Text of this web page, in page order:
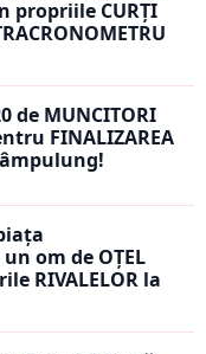
propriile CURȚI
de MUNCITORI
FINALIZAREA
un om de OȚEL
RIVALELOR la